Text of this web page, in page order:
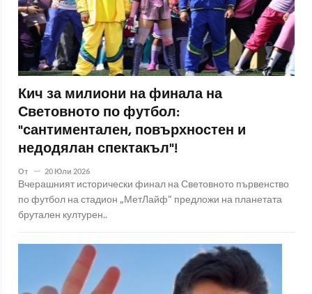
Кич за милиони на финала на
Световното по футбол:
"сантиментален, повърхностен и
недодялан спектакъл"!
От 20 Юли 2026
Вчерашният исторически финал на Световното първенство
по футбол на стадион „МетЛайф“ предложи на планетата
брутален културен..